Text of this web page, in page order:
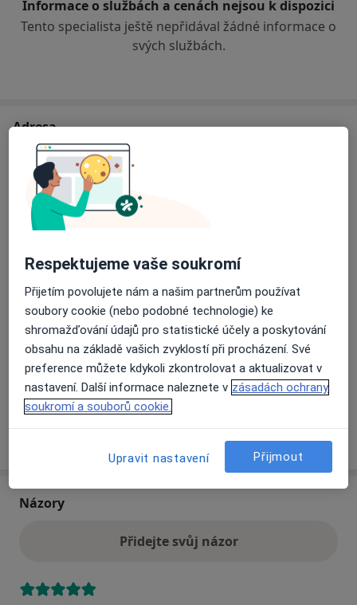
Informace o službách a cenách nejsou k dispozici
Tento specialista ještě nepřidával žádné informace o
svých službách.
Adresa
Sam. ordinace PL - stomatologa
J.E.Purkyně 1150,
Na této adrese online kalendář není aktivní
Co mám v takové situaci udělat?
Způsoby platby (soukromé návštěvy)
Na teto adrese lékař přijímá pacienty na pojišťovnu
Detaily
o adrese
Názory
Přidejte svůj názor
Respektujeme vaše soukromí
Přijetím povolujete nám a našim partnerům používat
soubory cookie (nebo podobné technologie) ke
shromažďování údajů pro statistické účely a poskytování
obsahu na základě vašich zvyklostí při procházení. Své
preference můžete kdykoli zkontrolovat a aktualizovat v
nastavení. Další informace naleznete v zásadách ochrany
soukromí a souborů cookie.
Upravit nastavení Přijmout